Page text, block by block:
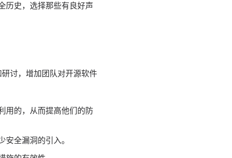
历史，选择那些有良好声
讨，增加团队对开源软件
用的，从而提高他们的防
全漏洞的引入。